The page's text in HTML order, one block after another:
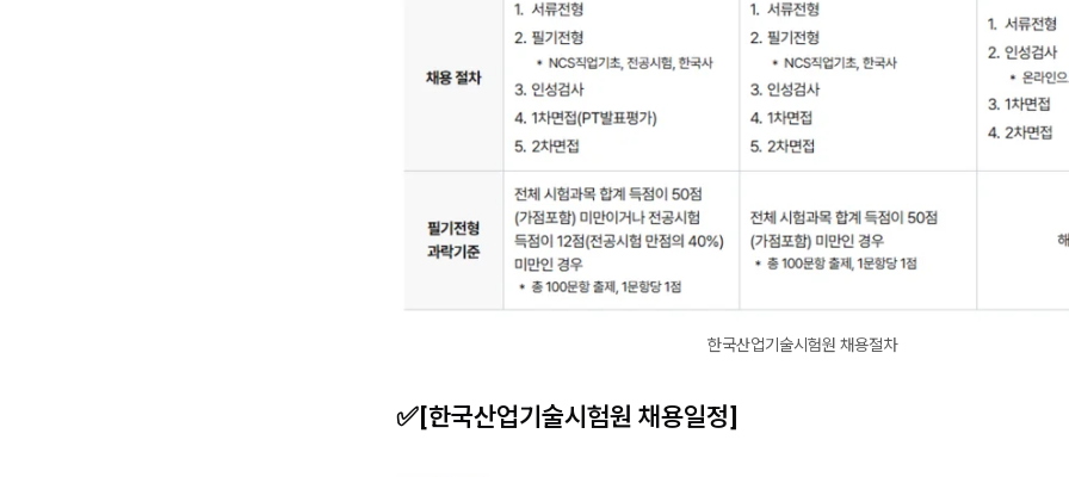
한국산업기술시험원 채용절차
✅[한국산업기술시험원 채용일정]